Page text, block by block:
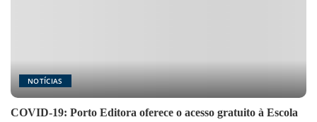
NOTÍCIAS
COVID-19: Porto Editora oferece o acesso gratuito à Escola